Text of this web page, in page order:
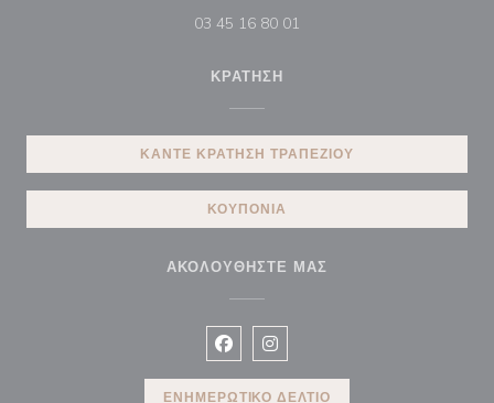
03 45 16 80 01
ΚΡΆΤΗΣΗ
ΚΆΝΤΕ ΚΡΆΤΗΣΗ ΤΡΑΠΕΖΙΟΎ
ΚΟΥΠΌΝΙΑ
ΑΚΟΛΟΥΘΉΣΤΕ ΜΑΣ
Facebook ((ανοίγει σε νέο
Instagram ((ανοίγει σε νέο
ΕΝΗΜΕΡΩΤΙΚΌ ΔΕΛΤΊΟ